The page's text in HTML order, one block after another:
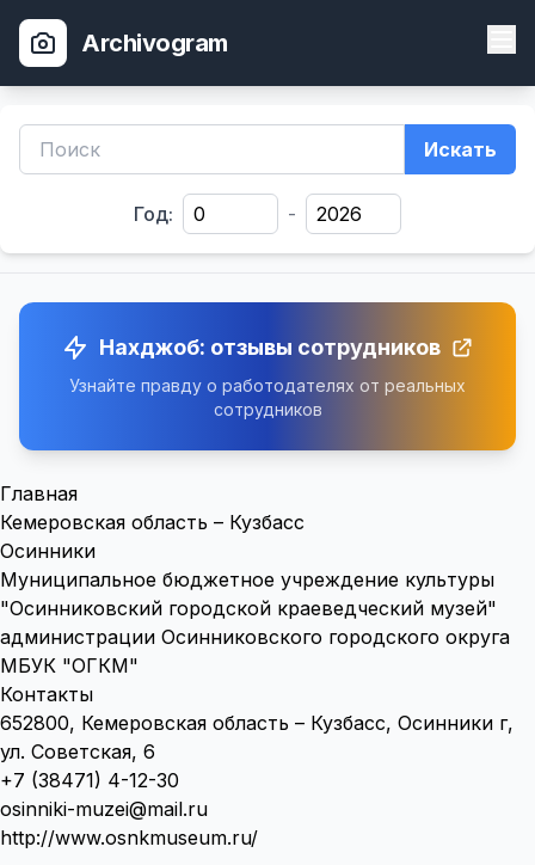
Archivogram
Искать
Год: -
Нахджоб: отзывы сотрудников
Узнайте правду о работодателях от реальных
сотрудников
Главная
Кемеровская область – Кузбасс
Осинники
Муниципальное бюджетное учреждение культуры
"Осинниковский городской краеведческий музей"
администрации Осинниковского городского округа
МБУК "ОГКМ"
Контакты
652800, Кемеровская область – Кузбасс, Осинники г,
ул. Советская, 6
+7 (38471) 4-12-30
osinniki-muzei@mail.ru
http://www.osnkmuseum.ru/